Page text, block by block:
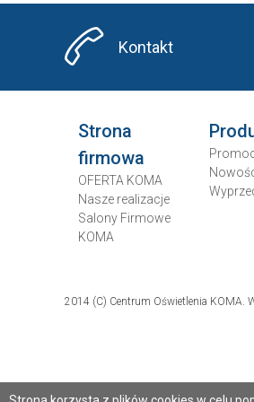
Kontakt
Strona
firmowa
OFERTA KOMA
Nasze realizacje
Salony Firmowe
KOMA
2014 (C) Centrum Oświetlenia KOMA.